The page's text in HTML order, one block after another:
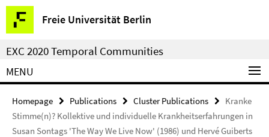
Springe
direkt
zu
Inhalt
Freie Universität Berlin
Service
Navigation
EXC 2020 Temporal Communities
MENU
Homepage Publications Cluster Publications
Kranke
Stimme(n)? Kollektive und individuelle Krankheitserfahrungen in
Susan Sontags 'The Way We Live Now' (1986) und Hervé Guiberts